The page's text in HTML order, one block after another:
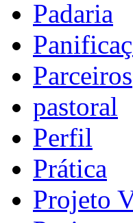
Padaria
Parceiros
pastoral
Perfil
Prática
Projeto